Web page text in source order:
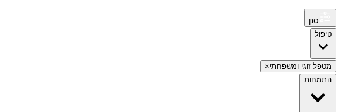
סנן
טיפול
מטפל זוגי ומשפחתי×
התמחות